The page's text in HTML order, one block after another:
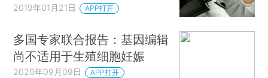
2019年01月21日 APP打开
多国专家联合报告：基因编辑
尚不适用于生殖细胞妊娠
2020年09月09日 APP打开